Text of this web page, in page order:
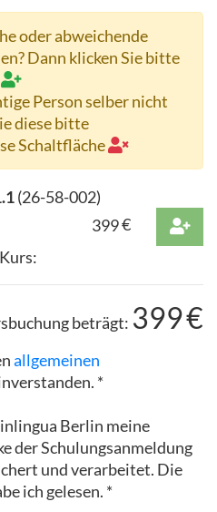
oder abweichende
Dann klicken Sie bitte
Person selber nicht
diese bitte
Schaltfläche
(26-58-002)
399€
beträgt: 399€
allgemeinen
*
Berlin meine
der Schulungsanmeldung
und verarbeitet. Die
ich gelesen. *